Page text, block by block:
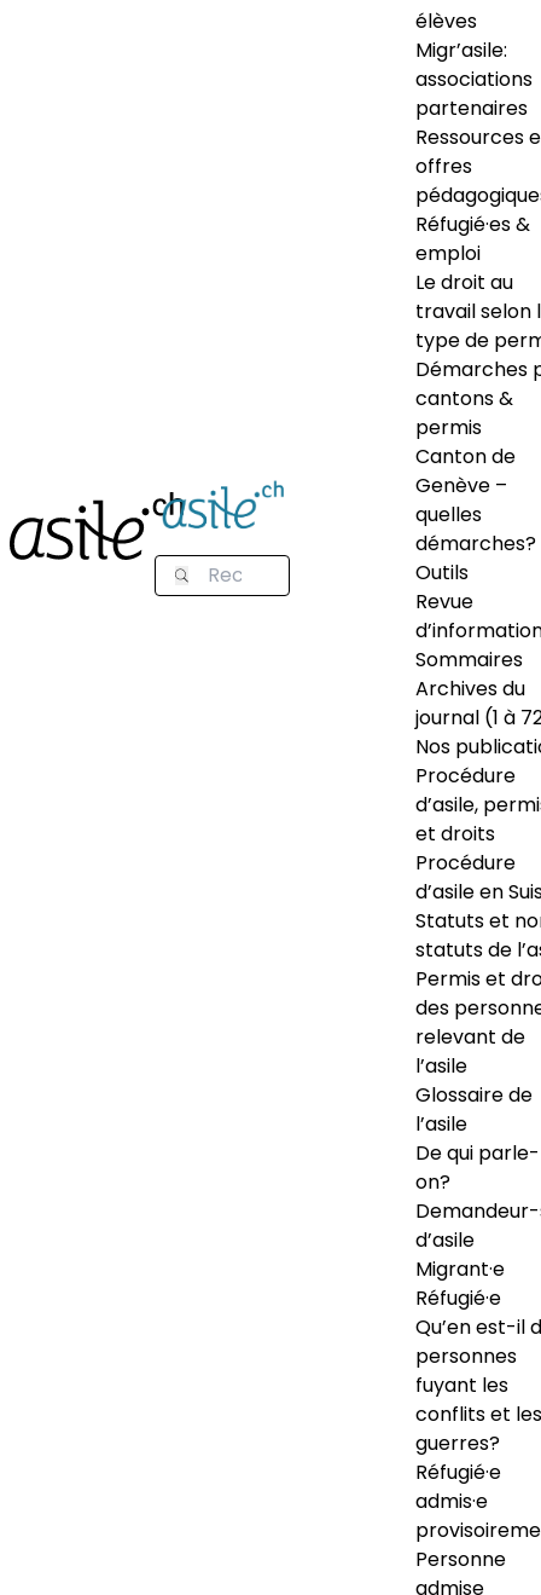
élèves
Migr’asile:
associations
partenaires
Ressources
offres
Réfugié·es &
emploi
Le droit au
travail selon
type de
Démarches
cantons &
permis
Canton de
Genève –
quelles
démarches?
Outils
Revue
Sommaires
Archives du
journal (1 à
Nos
Procédure
d’asile,
et droits
Procédure
d’asile en
Statuts et
statuts de
Permis et
des
relevant de
l’asile
Glossaire de
l’asile
De qui
on?
d’asile
Migrant·e
Réfugié·e
Qu’en est-il
personnes
fuyant les
conflits et les
guerres?
Réfugié·e
admis·e
Personne
admise